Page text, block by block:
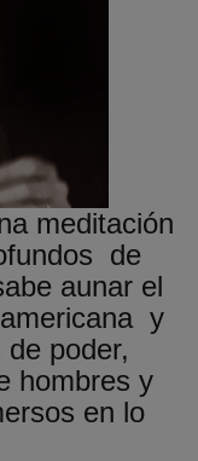
meditación
de
aunar el
y
poder,
hombres y
en lo